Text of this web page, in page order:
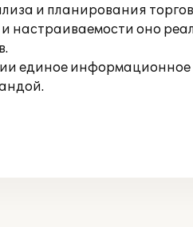
и планирования
настраиваемости оно
единое